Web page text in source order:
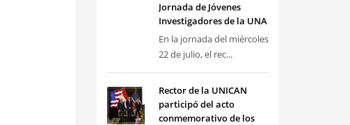
Jornada de Jóvenes
Investigadores de la UNA
En la jornada del miércoles
22 de julio, el rec...
Rector de la UNICAN
participó del acto
conmemorativo de los